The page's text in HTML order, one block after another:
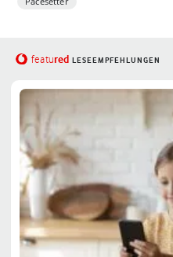
featured LESEEMPFEHLUNGEN